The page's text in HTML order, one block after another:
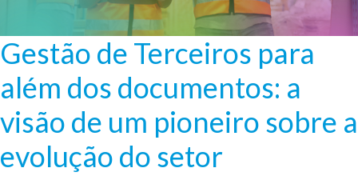
Gestão de Terceiros para
além dos documentos: a
visão de um pioneiro sobre a
evolução do setor